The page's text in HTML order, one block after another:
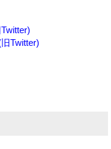
Twitter)